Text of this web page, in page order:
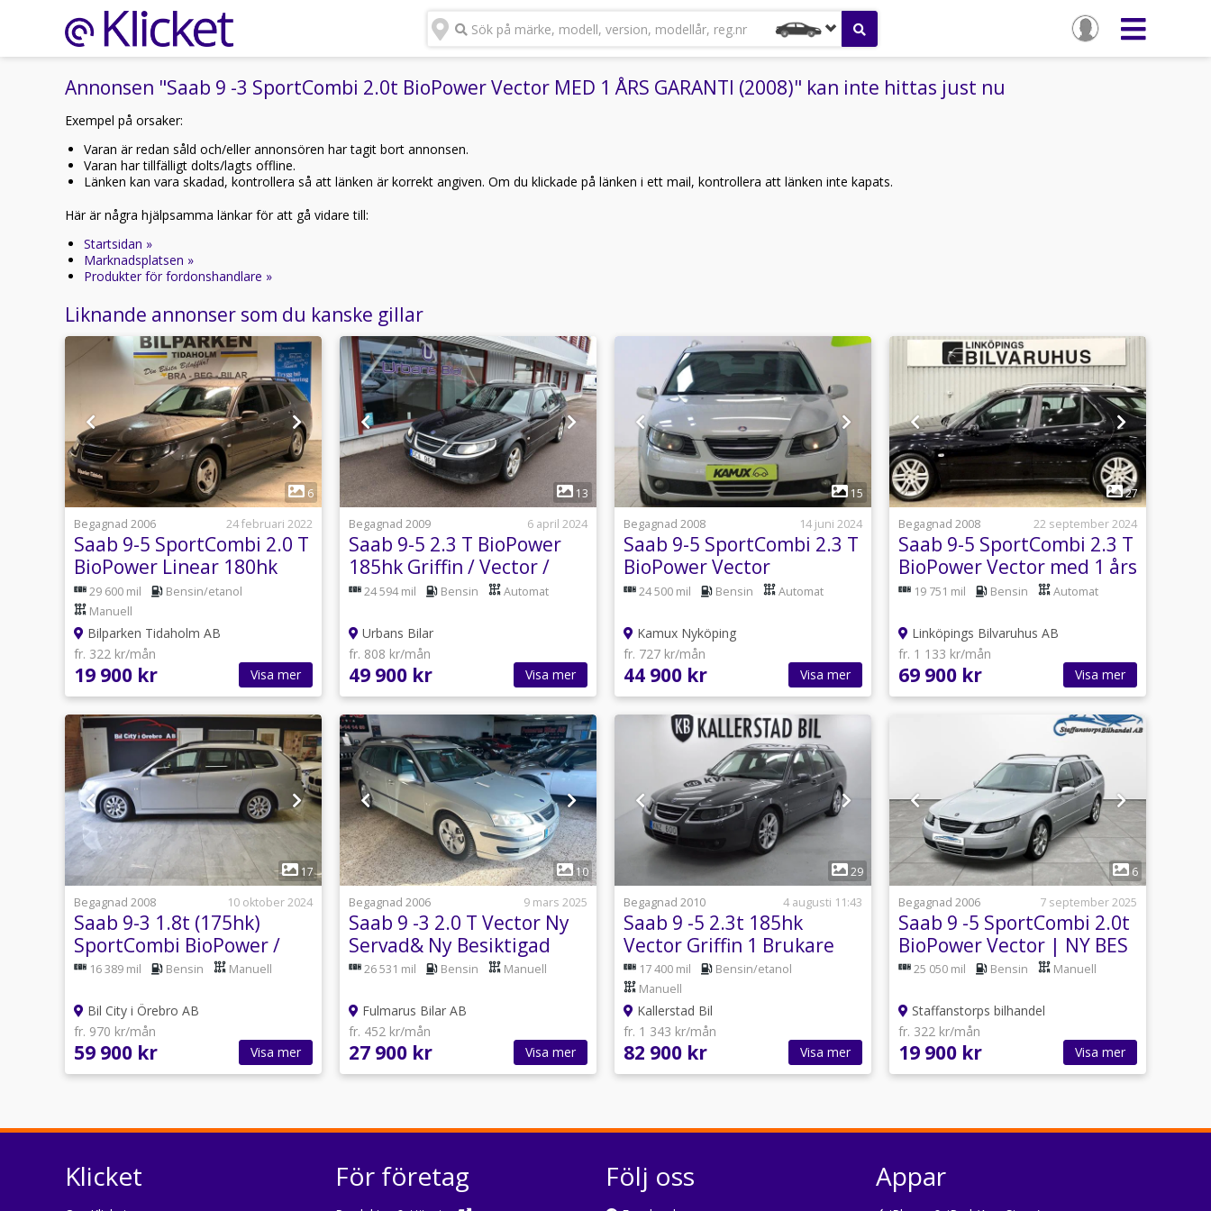
Sök på märke, modell, version, modellår, reg.nr
Annonsen "Saab 9 -3 SportCombi 2.0t BioPower Vector MED 1 ÅRS GARANTI (2008)" kan inte hittas just nu
Exempel på orsaker:
Varan är redan såld och/eller annonsören har tagit bort annonsen.
Varan har tillfälligt dolts/lagts offline.
Länken kan vara skadad, kontrollera så att länken är korrekt angiven. Om du klickade på länken i ett mail, kontrollera att länken inte kapats.
Här är några hjälpsamma länkar för att gå vidare till:
Startsidan »
Marknadsplatsen »
Produkter för fordonshandlare »
Liknande annonser som du kanske gillar
1
6
Begagnad 2006
24 februari 2022
Saab 9-5 SportCombi 2.0 T
BioPower Linear 180hk
29 600 mil
Bensin/etanol
Manuell
Bilparken Tidaholm AB
fr. 322 kr/mån
19 900 kr Visa mer
1
13
Begagnad 2009
6 april 2024
Saab 9-5 2.3 T BioPower
185hk Griffin / Vector /
Auto / PDC
24 594 mil Bensin Automat
Urbans Bilar
fr. 808 kr/mån
49 900 kr Visa mer
1
15
Begagnad 2008
14 juni 2024
Saab 9-5 SportCombi 2.3 T
BioPower Vector
24 500 mil Bensin Automat
Kamux Nyköping
fr. 727 kr/mån
44 900 kr Visa mer
1
27
Begagnad 2008
22 september 2024
Saab 9-5 SportCombi 2.3 T
BioPower Vector med 1 års
garanti
19 751 mil Bensin Automat
Linköpings Bilvaruhus AB
fr. 1 133 kr/mån
69 900 kr Visa mer
17
Begagnad 2008
10 oktober 2024
Saab 9-3 1.8t (175hk)
SportCombi BioPower /
Nyservad & Ny Besiktad
16 389 mil Bensin Manuell
Bil City i Örebro AB
fr. 970 kr/mån
59 900 kr Visa mer
1
10
Begagnad 2006
9 mars 2025
Saab 9 -3 2.0 T Vector Ny
Servad& Ny Besiktigad
26 531 mil Bensin Manuell
Fulmarus Bilar AB
fr. 452 kr/mån
27 900 kr Visa mer
1
29
Begagnad 2010
4 augusti 11:43
Saab 9 -5 2.3t 185hk
Vector Griffin 1 Brukare
Drag Motorvär
17 400 mil
Bensin/etanol
Manuell
Kallerstad Bil
fr. 1 343 kr/mån
82 900 kr Visa mer
1
6
Begagnad 2006
7 september 2025
Saab 9 -5 SportCombi 2.0t
BioPower Vector | NY BES
| DRAG
25 050 mil Bensin Manuell
Staffanstorps bilhandel
fr. 322 kr/mån
19 900 kr Visa mer
Klicket För företag Följ oss Appar